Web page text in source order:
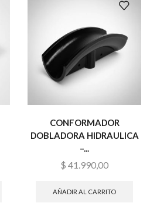
CONFORMADOR
DOBLADORA HIDRAULICA
–...
$ 41.990,00
AÑADIR AL CARRITO